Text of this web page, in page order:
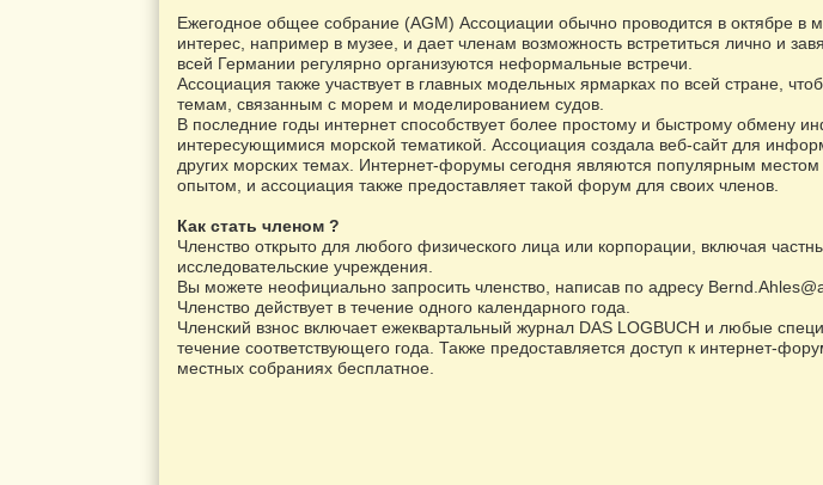
Ежегодное общее собрание (AGM) Ассоциации обычно проводится в октябре в
интерес, например в музее, и дает членам возможность встретиться лично и
всей Германии регулярно организуются неформальные встречи.
Ассоциация также участвует в главных модельных ярмарках по всей стране,
темам, связанным с морем и моделированием судов.
В последние годы интернет способствует более простому и быстрому обмену
интересующимися морской тематикой. Ассоциация создала веб-сайт для
других морских темах. Интернет-форумы сегодня являются популярным
опытом, и ассоциация также предоставляет такой форум для своих членов.
Как стать членом ?
Членство открыто для любого физического лица или корпорации, включая
исследовательские учреждения.
Вы можете неофициально запросить членство, написав по адресу
Членство действует в течение одного календарного года.
Членский взнос включает ежеквартальный журнал DAS LOGBUCH и любые
течение соответствующего года. Также предоставляется доступ к интернет-
местных собраниях бесплатное.